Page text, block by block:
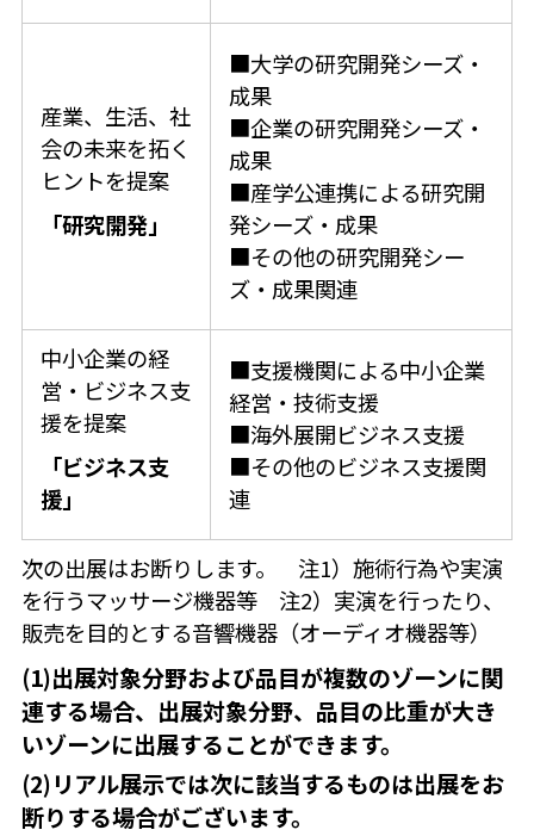
産業、生活、社
会の未来を拓く
ヒントを提案
「研究開発」
■大学の研究開発シーズ・
成果
■企業の研究開発シーズ・
成果
■産学公連携による研究開
発シーズ・成果
■その他の研究開発シー
ズ・成果関連
中小企業の経
営・ビジネス支
援を提案
「ビジネス支
援」
■支援機関による中小企業
経営・技術支援
■海外展開ビジネス支援
■その他のビジネス支援関
連
次の出展はお断りします。 注1）施術行為や実演
を行うマッサージ機器等 注2）実演を行ったり、
販売を目的とする音響機器（オーディオ機器等）
(1)出展対象分野および品目が複数のゾーンに関
連する場合、出展対象分野、品目の比重が大き
いゾーンに出展することができます。
(2)リアル展示では次に該当するものは出展をお
断りする場合がございます。